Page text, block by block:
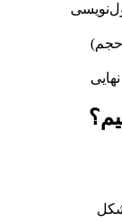
حجم)